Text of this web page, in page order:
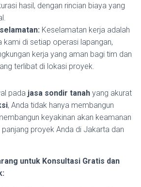
hasil, dengan rincian biaya yang
Keselamatan kerja adalah
kami di setiap operasi lapangan,
kerja yang aman bagi tim dan
terlibat di lokasi proyek.
pada jasa sondir tanah yang akurat
, Anda tidak hanya membangun
keyakinan akan keamanan
proyek Anda di Jakarta dan
untuk Konsultasi Gratis dan